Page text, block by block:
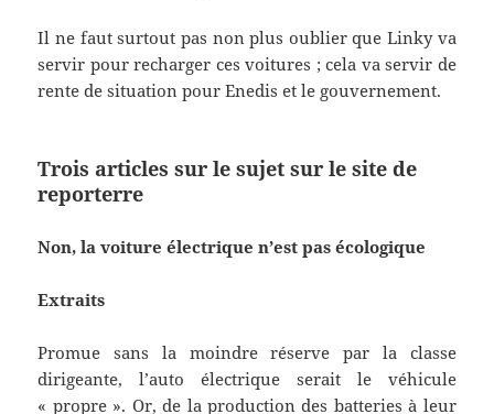
Il ne faut surtout pas non plus oublier que Linky va
servir pour recharger ces voitures ; cela va servir de
rente de situation pour Enedis et le gouvernement.
Trois articles sur le sujet sur le site de
reporterre
Non, la voiture électrique n’est pas écologique
Extraits
Promue sans la moindre réserve par la classe
dirigeante, l’auto électrique serait le véhicule
« propre ». Or, de la production des batteries à leur